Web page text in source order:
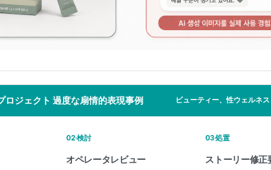
ロジェクト 過度な扇情的表現事例 ビューティー、性ウェルネ
02·検討
オペレータレビュー
03·処置
ストーリー修正